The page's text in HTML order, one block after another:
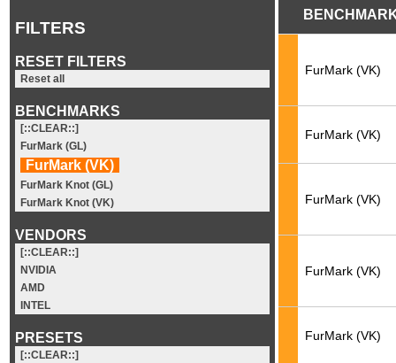
FILTERS
RESET FILTERS
Reset all
BENCHMARKS
[::CLEAR::]
FurMark (GL)
FurMark (VK)
FurMark Knot (GL)
FurMark Knot (VK)
VENDORS
[::CLEAR::]
NVIDIA
AMD
INTEL
PRESETS
[::CLEAR::]
FurMark (VK)
FurMark (VK)
FurMark (VK)
FurMark (VK)
FurMark (VK)